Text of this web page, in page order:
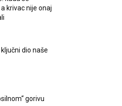
krivac nije onaj
dio naše
gorivu